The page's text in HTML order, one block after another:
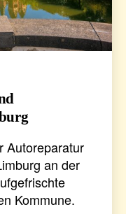
Autoreparatur
an der
Kommune.